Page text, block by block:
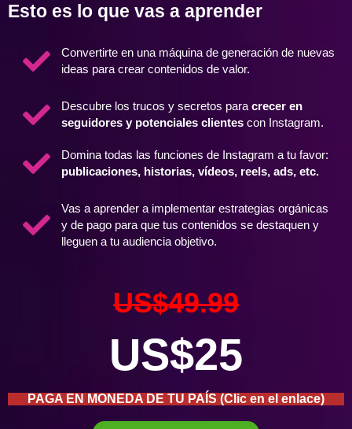
Esto es lo que vas a aprender
Convertirte en una máquina de generación de nuevas
ideas para crear contenidos de valor.
Descubre los trucos y secretos para crecer en
seguidores y potenciales clientescon Instagram.
Domina todas las funciones de Instagram a tu favor:
publicaciones, historias, vídeos, reels, ads, etc.
Vas a aprender a implementar estrategias orgánicas
y de pago para que tus contenidos se destaquen y
lleguen a tu audiencia objetivo.
US$49.99
US$25
PAGA EN MONEDA DE TU PAÍS (Clic en el enlace)